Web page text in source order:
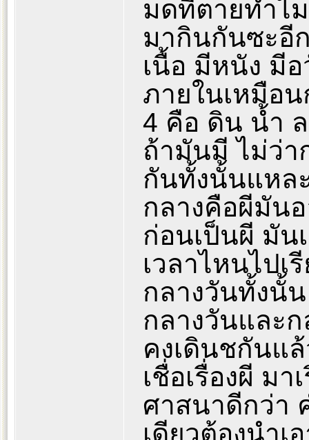
มดที่ตายทำไ
มากินกันซะอี
เนื้อ มีหนัง มี
ภายในเหมือ
4 คือ ดิน น้ำ
ถ้ามันมี ไม่ว่า
กันทั้งนั้นแหล
กลางคือผีมัน
ก่อนเป็นผี มัน
เวลาไหนไปเ
กลางวันทั้งนั้
กลางวันและ
คงเดินชกันแล้
เชื่อเรื่องผี ม
ศาสนาดีกว่า
เดียวต้องนำ